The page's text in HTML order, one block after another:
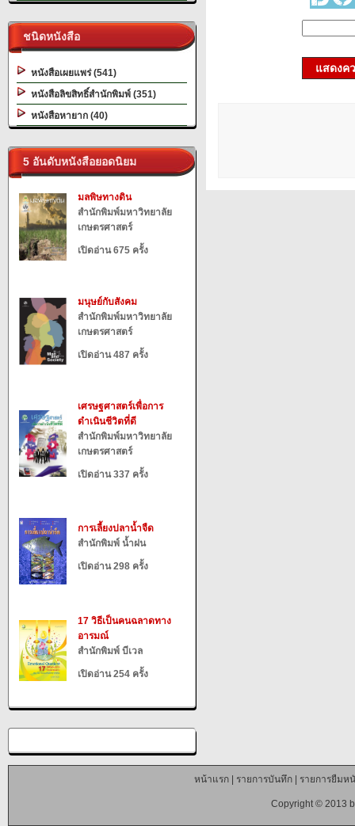
ชนิดหนังสือ
หนังสือเผยแพร่ (541)
หนังสือลิขสิทธิ์สำนักพิมพ์ (351)
หนังสือหายาก (40)
5 อันดับหนังสือยอดนิยม
มลพิษทางดิน
สำนักพิมพ์มหาวิทยาลัย
เกษตรศาสตร์
เปิดอ่าน 675 ครั้ง
มนุษย์กับสังคม
สำนักพิมพ์มหาวิทยาลัย
เกษตรศาสตร์
เปิดอ่าน 487 ครั้ง
เศรษฐศาสตร์เพื่อการ
ดำเนินชีวิตที่ดี
สำนักพิมพ์มหาวิทยาลัย
เกษตรศาสตร์
เปิดอ่าน 337 ครั้ง
การเลี้ยงปลาน้ำจืด
สำนักพิมพ์ น้ำฝน
เปิดอ่าน 298 ครั้ง
17 วิธีเป็นคนฉลาดทาง
อารมณ์
สำนักพิมพ์ บีเวล
เปิดอ่าน 254 ครั้ง
แสดงค
หน้าแรก| รายการบันทึก| รายการยืมห
Copyright © 2013